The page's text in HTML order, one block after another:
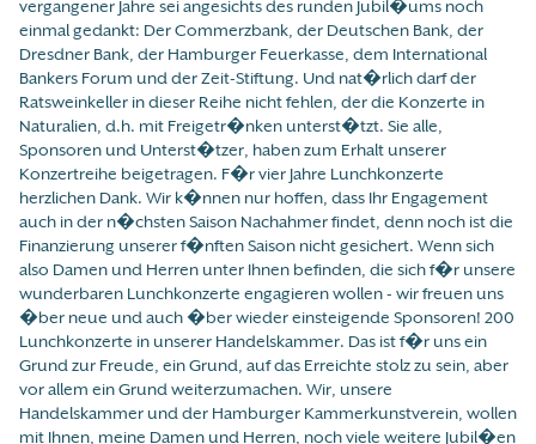
vergangener Jahre sei angesichts des runden Jubil�ums noch
einmal gedankt: Der Commerzbank, der Deutschen Bank, der
Dresdner Bank, der Hamburger Feuerkasse, dem International
Bankers Forum und der Zeit-Stiftung. Und nat�rlich darf der
Ratsweinkeller in dieser Reihe nicht fehlen, der die Konzerte in
Naturalien, d.h. mit Freigetr�nken unterst�tzt. Sie alle,
Sponsoren und Unterst�tzer, haben zum Erhalt unserer
Konzertreihe beigetragen. F�r vier Jahre Lunchkonzerte
herzlichen Dank. Wir k�nnen nur hoffen, dass Ihr Engagement
auch in der n�chsten Saison Nachahmer findet, denn noch ist die
Finanzierung unserer f�nften Saison nicht gesichert. Wenn sich
also Damen und Herren unter Ihnen befinden, die sich f�r unsere
wunderbaren Lunchkonzerte engagieren wollen - wir freuen uns
�ber neue und auch �ber wieder einsteigende Sponsoren! 200
Lunchkonzerte in unserer Handelskammer. Das ist f�r uns ein
Grund zur Freude, ein Grund, auf das Erreichte stolz zu sein, aber
vor allem ein Grund weiterzumachen. Wir, unsere
Handelskammer und der Hamburger Kammerkunstverein, wollen
mit Ihnen, meine Damen und Herren, noch viele weitere Jubil�en